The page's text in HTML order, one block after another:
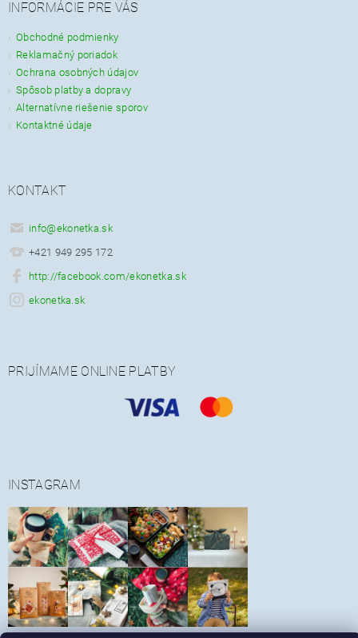
INFORMÁCIE PRE VÁS
Obchodné podmienky
Reklamačný poriadok
Ochrana osobných údajov
Spôsob platby a dopravy
Alternatívne riešenie sporov
Kontaktné údaje
KONTAKT
info@ekonetka.sk
+421 949 295 172
http://facebook.com/ekonetka.sk
ekonetka.sk
PRIJÍMAME ONLINE PLATBY
INSTAGRAM